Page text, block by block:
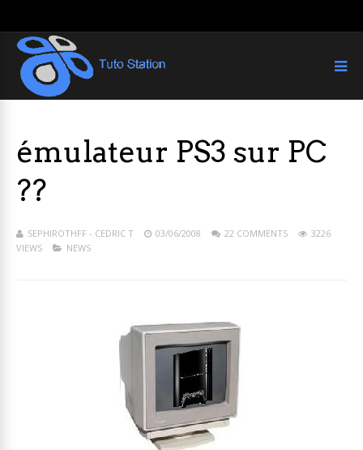
émulateur PS3 sur PC
??
SEPHIROTHFF - CEDRIC T 03/06/2008 22 COMMENTS
3226
VIEWS
NEWS